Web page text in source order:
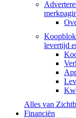
Koopblok
levertijd
Alles van
Financiën